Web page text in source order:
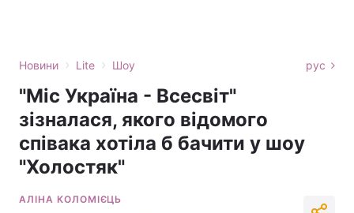
Новини › Lite › Шоу рус
"Міс Україна - Всесвіт"
зізналася, якого відомого
співака хотіла б бачити у шоу
"Холостяк"
АЛІНА КОЛОМІЄЦЬ